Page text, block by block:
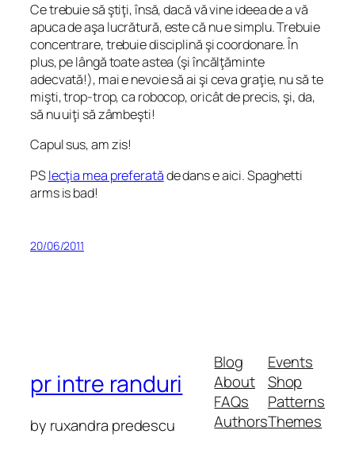
Ce trebuie să ştiţi, însă, dacă vă vine ideea de a vă
apuca de aşa lucrătură, este că nu e simplu. Trebuie
concentrare, trebuie disciplină şi coordonare. În
plus, pe lângă toate astea (şi încălţăminte
adecvată!), mai e nevoie să ai şi ceva graţie, nu să te
mişti, trop-trop, ca robocop, oricât de precis, şi, da,
să nu uiţi să zâmbeşti!
Capul sus, am zis!
PSlecţia mea preferatăde dans e aici. Spaghetti
arms is bad!
20/06/2011
pr intre randuri
by ruxandra predescu
Blog
About
FAQs
Authors
Events
Shop
Patterns
Themes